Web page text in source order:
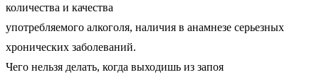
количества и качества
употребляемого алкоголя, наличия в анамнезе серьезных
хронических заболеваний.
Чего нельзя делать, когда выходишь из запоя